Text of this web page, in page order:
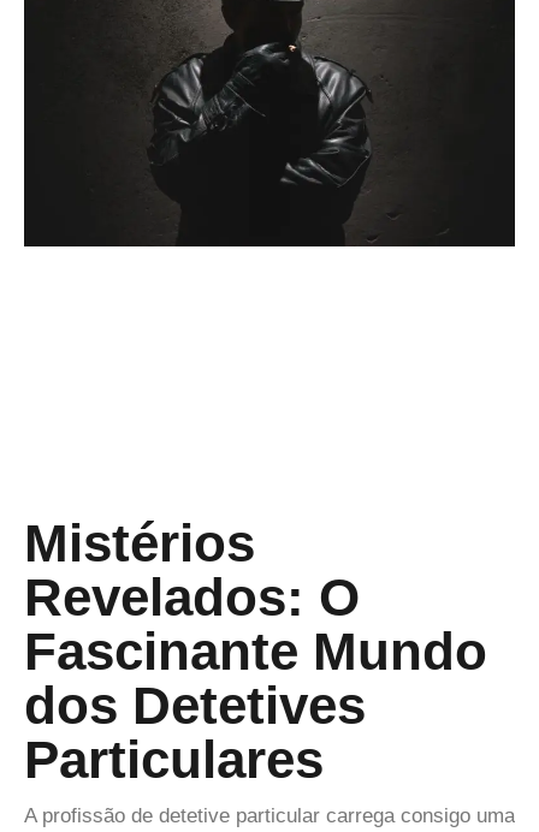
Mistérios
Revelados: O
Fascinante Mundo
dos Detetives
Particulares
A profissão de detetive particular carrega consigo uma